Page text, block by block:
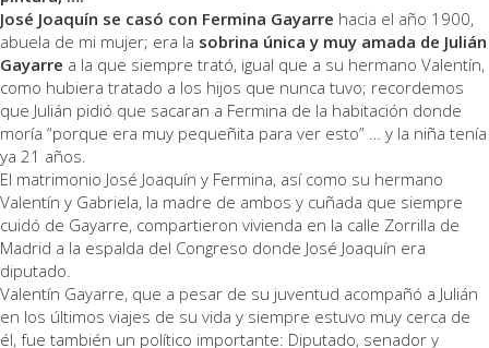
José Joaquín se casó con Fermina Gayarre hacia el año 1900,
abuela de mi mujer; era la sobrina única y muy amada de Julián
Gayarre a la que siempre trató, igual que a su hermano Valentín,
como hubiera tratado a los hijos que nunca tuvo; recordemos
que Julián pidió que sacaran a Fermina de la habitación donde
moría “porque era muy pequeñita para ver esto” … y la niña tenía
ya 21 años.
El matrimonio José Joaquín y Fermina, así como su hermano
Valentín y Gabriela, la madre de ambos y cuñada que siempre
cuidó de Gayarre, compartieron vivienda en la calle Zorrilla de
Madrid a la espalda del Congreso donde José Joaquín era
diputado.
Valentín Gayarre, que a pesar de su juventud acompañó a Julián
en los últimos viajes de su vida y siempre estuvo muy cerca de
él, fue también un político importante: Diputado, senador y